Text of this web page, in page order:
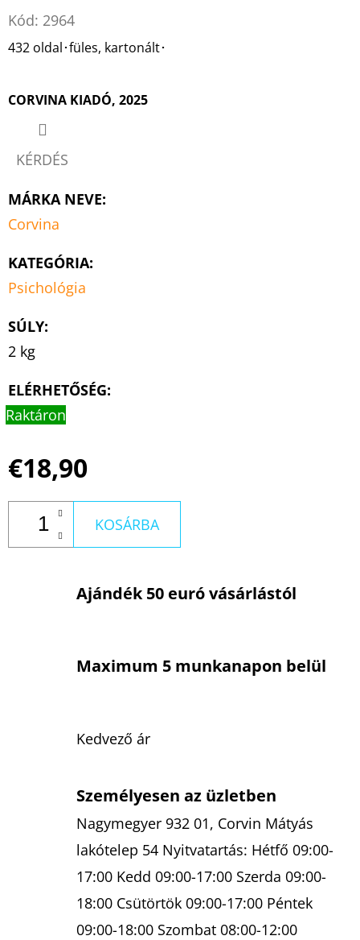
Kód: 2964
432 oldal･füles, kartonált･
CORVINA KIADÓ, 2025
KÉRDÉS
MÁRKA NEVE:
Corvina
KATEGÓRIA:
Psichológia
SÚLY:
2 kg
ELÉRHETŐSÉG:
Raktáron
€18,90
KOSÁRBA
Ajándék 50 euró vásárlástól
Maximum 5 munkanapon belül
Kedvező ár
Személyesen az üzletben
Nagymegyer 932 01, Corvin Mátyás
lakótelep 54 Nyitvatartás: Hétfő 09:00-
17:00 Kedd 09:00-17:00 Szerda 09:00-
18:00 Csütörtök 09:00-17:00 Péntek
09:00-18:00 Szombat 08:00-12:00